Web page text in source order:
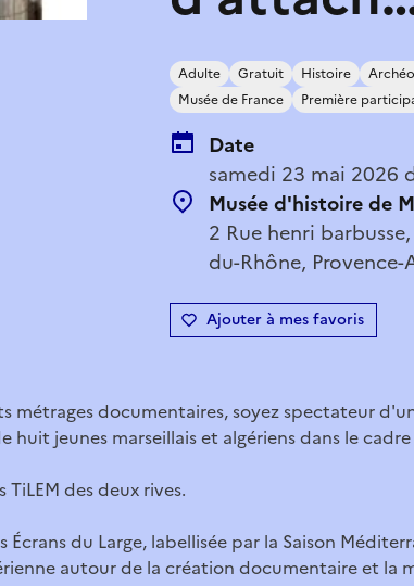
Adulte Gratuit Histoire
Musée de France
Première
Date
samedi 23 mai 2026
Musée d'histoire de
2 Rue henri
du-Rhône,
Ajouter à mes favoris
métrages documentaires, soyez spectateur
jeunes marseillais et algériens dans le
des deux rives.
du Large, labellisée par la Saison
autour de la création documentaire et la